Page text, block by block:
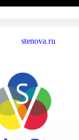
stenova.ru